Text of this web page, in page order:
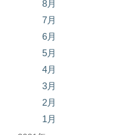
8月
7月
6月
5月
4月
3月
2月
1月